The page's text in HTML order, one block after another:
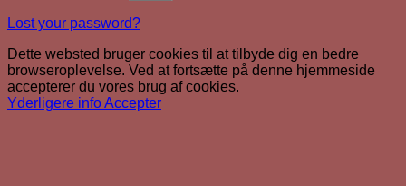
Lost your password?
Dette websted bruger cookies til at tilbyde dig en bedre
browseroplevelse. Ved at fortsætte på denne hjemmeside
accepterer du vores brug af cookies.
Yderligere infoAccepter